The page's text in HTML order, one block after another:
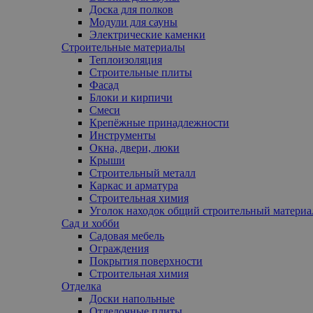
Доска для полков
Модули для сауны
Электрические каменки
Строительные материалы
Теплоизоляция
Строительные плиты
Фасад
Блоки и кирпичи
Смеси
Крепёжные принадлежности
Инструменты
Окна, двери, люки
Крыши
Строительный металл
Каркас и арматура
Строительная химия
Уголок находок общий строительный
Сад и хобби
Садовая мебель
Ограждения
Покрытия поверхности
Строительная химия
Отделка
Доски напольные